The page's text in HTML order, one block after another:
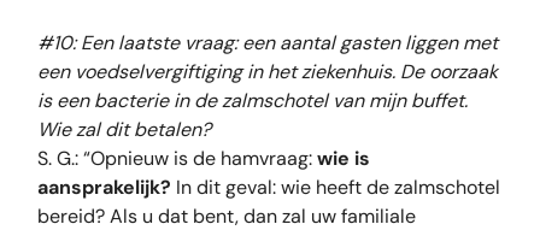
#10: Een laatste vraag: een aantal gasten liggen met
een voedselvergiftiging in het ziekenhuis. De oorzaak
is een bacterie in de zalmschotel van mijn buffet.
Wie zal dit betalen?
S. G.: “Opnieuw is de hamvraag:wie is
aansprakelijk? In dit geval: wie heeft de zalmschotel
bereid? Als u dat bent, dan zal uw familiale